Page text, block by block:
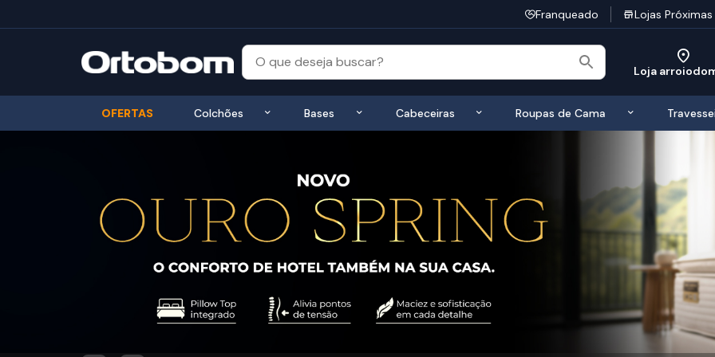
Franqueado Lojas Próximas
Loja
OFERTAS Colchões Exibir submenu de Colchões
Bases Exibir submenu de Bases
Cabeceiras Exibir submenu de Cabeceiras
Roupas de Cama Exibir